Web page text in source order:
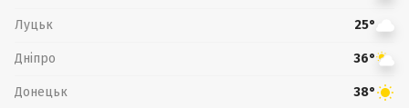
Луцьк 25°
Дніпро 36°
Донецьк 38°